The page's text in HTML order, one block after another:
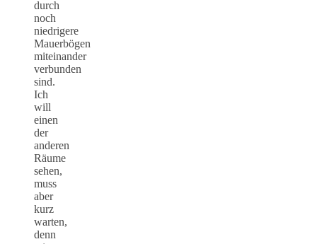
durch
noch
niedrigere
Mauerbögen
miteinander
verbunden
sind.
Ich
will
einen
der
anderen
Räume
sehen,
muss
aber
kurz
warten,
denn